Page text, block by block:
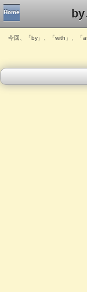
Home
今回、「by」、「with」、「